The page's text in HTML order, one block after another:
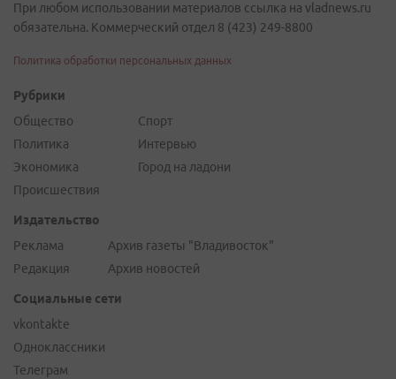
При любом использовании материалов ссылка на vladnews.ru
обязательна. Коммерческий отдел 8 (423) 249-8800
Политика обработки персональных данных
Рубрики
Общество
Политика
Экономика
Происшествия
Спорт
Интервью
Город на ладони
Издательство
Реклама
Редакция
Архив газеты "Владивосток"
Архив новостей
Социальные сети
vkontakte
Одноклассники
Телеграм